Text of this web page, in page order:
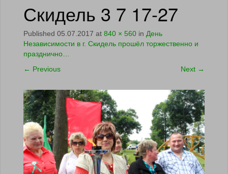
Скидель 3 7 17-27
Published 05.07.2017 at 840 × 560 in День
Независимости в г. Скидель прошёл торжественно и
празднично…
← Previous Next →